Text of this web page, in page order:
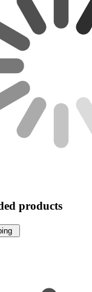
products